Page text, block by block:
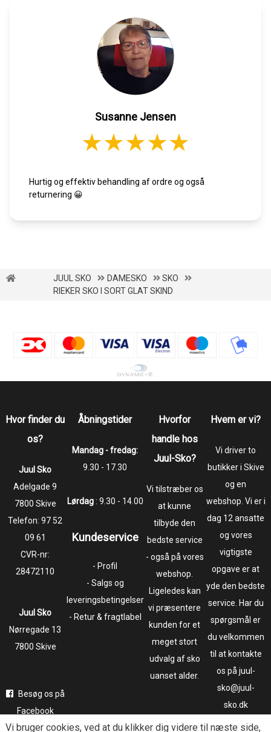
Susanne Jensen
Hurtig og effektiv behandling af ordre og også
returnering 😀
JUUL SKO DAMESKO
SKO
RIEKER SKO I SORT GLAT SKIND
Hvor finder du
os?
Juul Sko
​​​​​​​Adelgade 9
7800 Skive
Telefon:97 52
09 61
CVR-nr:
28472110
Juul Sko
​​​​​​​Nørregade 13
7800 Skive
Besøg os på
Facebook
Åbningstider
Mandag - fredag:
9.30 - 17.30
Lørdag: 9.30 - 14.00
Kundeservice
- Profil
- Salgs og
leveringsbetingelser
- Retur & fragtlabel
Hvorfor
handle hos
Juul-Sko?
Vi tilstræber os
at kunne
tilbyde den
bedste service
- også på vores
webshop.
Ligeledes kan
vi præsentere
kunden for et
meget stort
udvalg af sko
uanset alder.
Hvem er vi?
Vi driver to
butikker i Skive
og en
webshop. Vi er i
dag 12 ansatte
og vores
vigtigste
opgave er at
yde den bedste
service. Har du
spørgsmål er
du velkommen
til at kontakte
os på juul-
sko@juul-
sko.dk
Vi bruger cookies, ved at du klikker dig videre til næste side,